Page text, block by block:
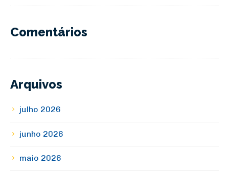
Comentários
Arquivos
julho 2026
junho 2026
maio 2026